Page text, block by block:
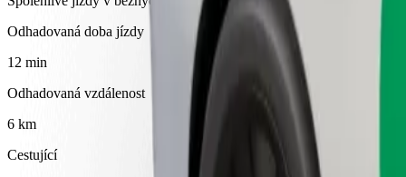
Odhadovaná doba jízdy
12 min
Odhadovaná vzdálenost
6 km
Cestující